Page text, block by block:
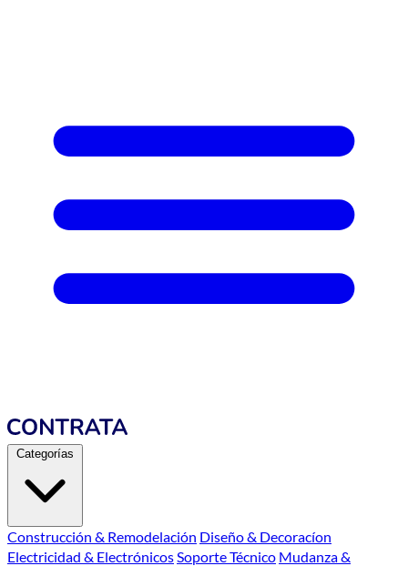
Categorías
Construcción & Remodelación Diseño & Decoracíon
Electricidad & ElectrónicosSoporte Técnico Mudanza &